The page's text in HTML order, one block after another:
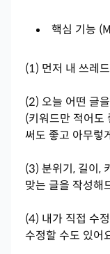
핵심 기능
(1) 먼저 내 쓰레
(2) 오늘 어떤 글
(키워드만 적어도
써도 좋고 아무렇
(3) 분위기, 길이,
맞는 글을 작성해
(4) 내가 직접 수
수정할 수도 있어